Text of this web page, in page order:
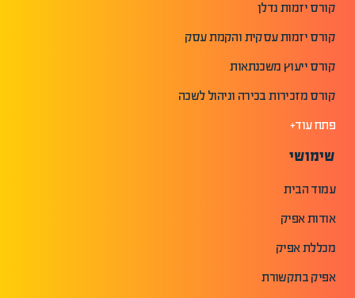
קורס יזמות נדלן
קורס יזמות עסקית והקמת עסק
קורס ייעוץ משכנתאות
קורס מזכירות בכירה וניהול לשכה
פתח עוד+
שימושי
עמוד הבית
אודות אפיק
מכללת אפיק
אפיק בתקשורת